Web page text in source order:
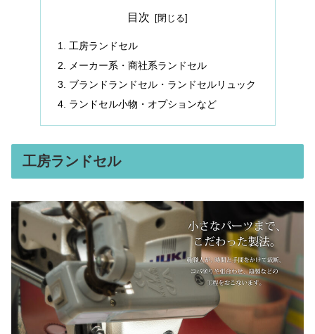
目次
工房ランドセル
メーカー系・商社系ランドセル
ブランドランドセル・ランドセルリュック
ランドセル小物・オプションなど
工房ランドセル